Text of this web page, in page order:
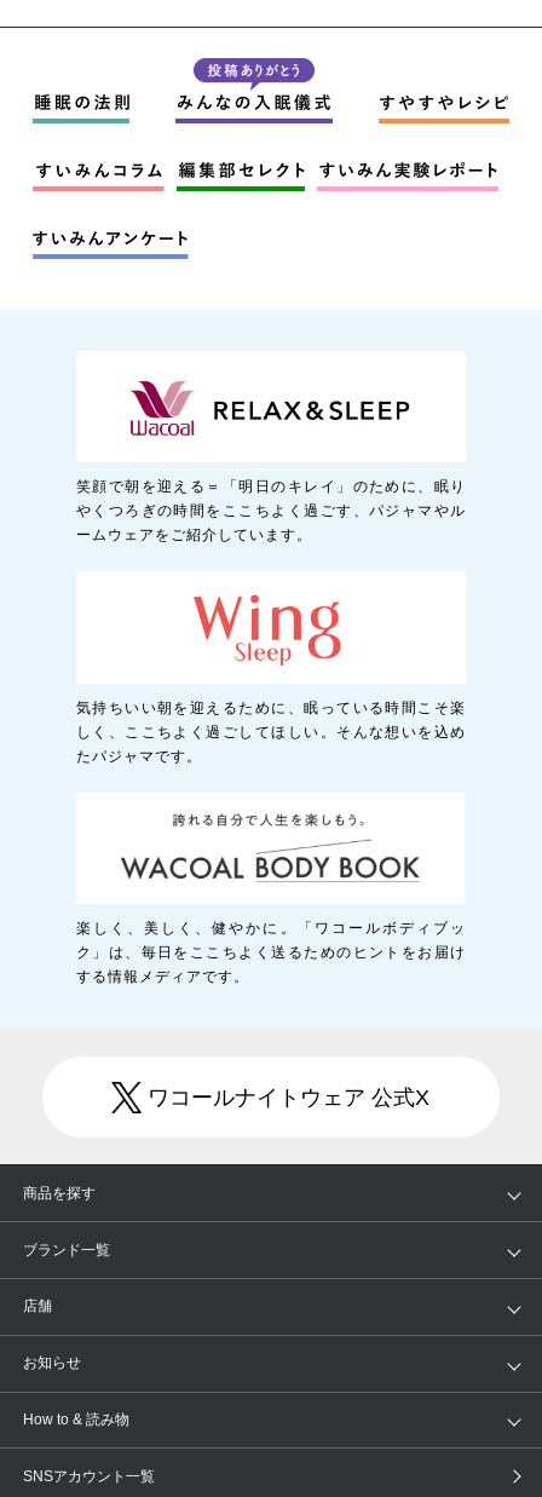
笑顔で朝を迎える＝「明日のキレイ」のために、眠り
やくつろぎの時間をここちよく過ごす、パジャマやル
ームウェアをご紹介しています。
気持ちいい朝を迎えるために、眠っている時間こそ楽
しく、ここちよく過ごしてほしい。そんな想いを込め
たパジャマです。
楽しく、美しく、健やかに。「ワコールボディブッ
ク」は、毎日をここちよく送るためのヒントをお届け
する情報メディアです。
ワコールナイトウェア 公式X
商品を探す
アイテム
トピックス
ブランド一覧
WACOAL
AMPHI une nana cool
OUR WACOAL
店舗
店舗を探す
ブラ無料診断
お知らせ
新着情報
How to & 読み物
下着の基礎知識
SNSアカウント一覧